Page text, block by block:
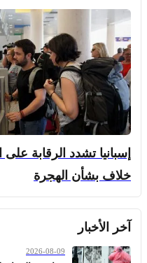
إسبانيا تشدد الرقابة
خلاف بشأن الهجرة
آخر الأخبار
2026-08-09